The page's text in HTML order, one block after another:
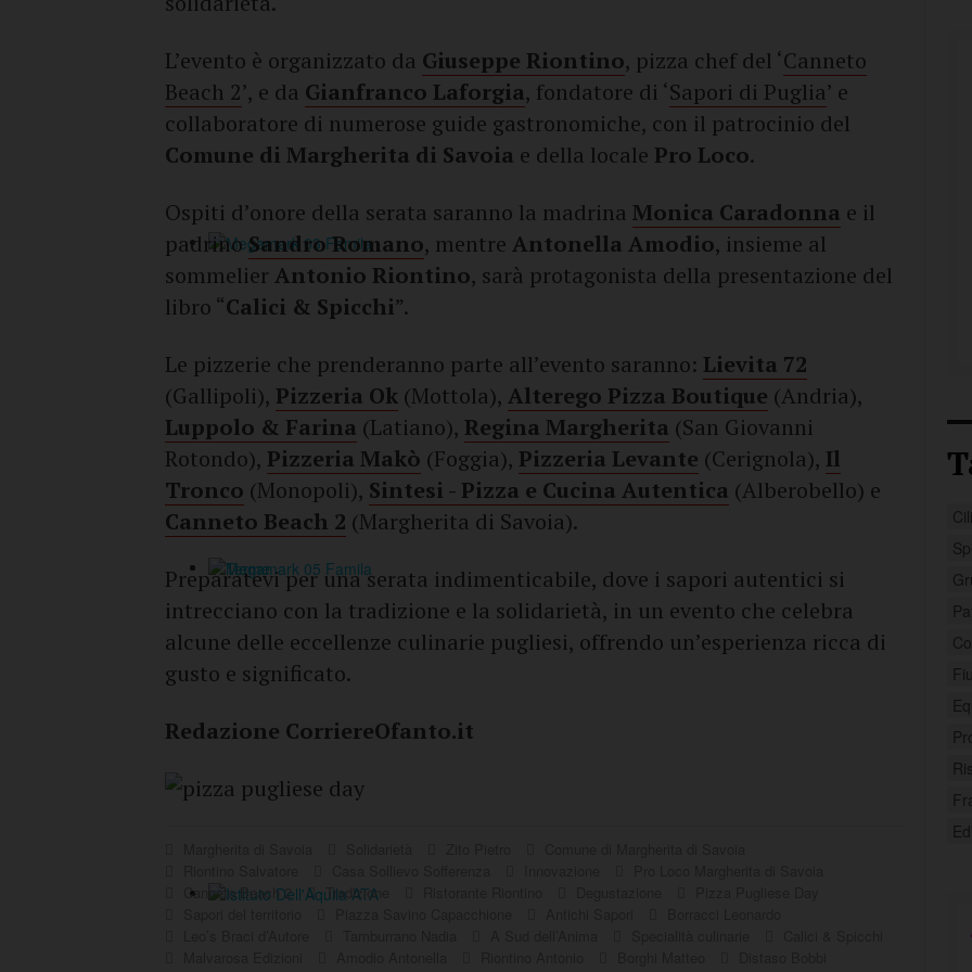
L’evento è organizzato da Giuseppe Riontino, pizza chef del ‘Canneto
Beach 2’, e da Gianfranco Laforgia, fondatore di ‘Sapori di Puglia’ e
collaboratore di numerose guide gastronomiche, con il patrocinio del
Comune di Margherita di Savoia e della locale Pro Loco.
Ospiti d’onore della serata saranno la madrina Monica Caradonna e il
padrinoSandro Romano, mentre Antonella Amodio, insieme al
sommelier Antonio Riontino, sarà protagonista della presentazione del
libro “Calici & Spicchi”.
Le pizzerie che prenderanno parte all’evento saranno: Lievita 72
(Gallipoli), Pizzeria Ok (Mottola), Alterego Pizza Boutique (Andria),
Luppolo & Farina (Latiano), Regina Margherita (San Giovanni
Rotondo), Pizzeria Makò (Foggia), Pizzeria Levante (Cerignola), Il
Tronco (Monopoli), Sintesi - Pizza e Cucina Autentica (Alberobello) e
Canneto Beach 2 (Margherita di Savoia).
Preparatevi per una serata indimenticabile, dove i sapori autentici si
intrecciano con la tradizione e la solidarietà, in un evento che celebra
alcune delle eccellenze culinarie pugliesi, offrendo un’esperienza ricca di
gusto e significato.
Redazione CorriereOfanto.it
Canneto Beach 2
Tradizione